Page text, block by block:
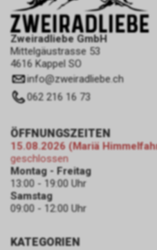
Zweiradliebe GmbH
Mittelgäustrasse 53
4616 Kappel SO
info@zweiradliebe.ch
062 216 16 73
KATEGORIEN
ÖFFNUNGSZEITEN
15.08.2026 (Mariä
geschlossen
Montag - Freitag
13:00 - 19:00 Uhr
Samstag
09:00 - 12:00 Uhr